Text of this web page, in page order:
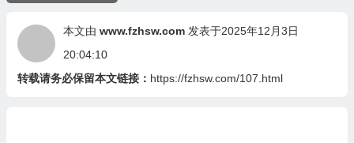
本文由 www.fzhsw.com 发表于2025年12月3日
20:04:10
转载请务必保留本文链接： https://fzhsw.com/107.html